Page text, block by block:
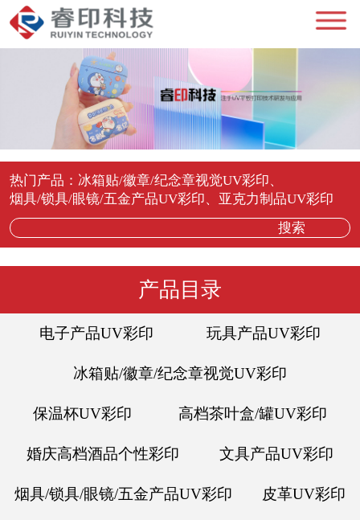
热门产品： 冰箱贴/徽章/纪念章视觉UV彩印、
烟具/锁具/眼镜/五金产品UV彩印、 亚克力制品UV彩印
搜索
产品目录
电子产品UV彩印 玩具产品UV彩印
冰箱贴/徽章/纪念章视觉UV彩印
保温杯UV彩印 高档茶叶盒/罐UV彩印
婚庆高档酒品个性彩印 文具产品UV彩印
烟具/锁具/眼镜/五金产品UV彩印 皮革UV彩印